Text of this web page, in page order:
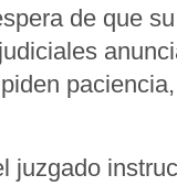
de que
juzgado